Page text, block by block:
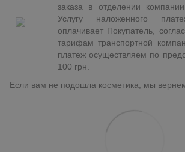
заказа в отделении
Услугу наложенного
оплачивает Покупатель,
тарифам транспортной
платеж осуществляем по
100 грн.
Если вам не подошла косметика, мы